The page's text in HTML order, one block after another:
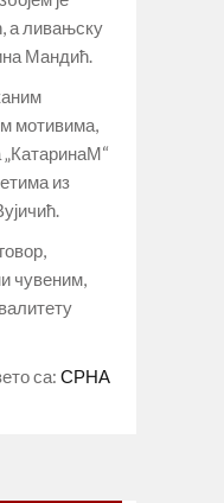
а ливањску
Мандић.
мотивима,
„КатаринаМ“
из
чувеним,
са: СРНА